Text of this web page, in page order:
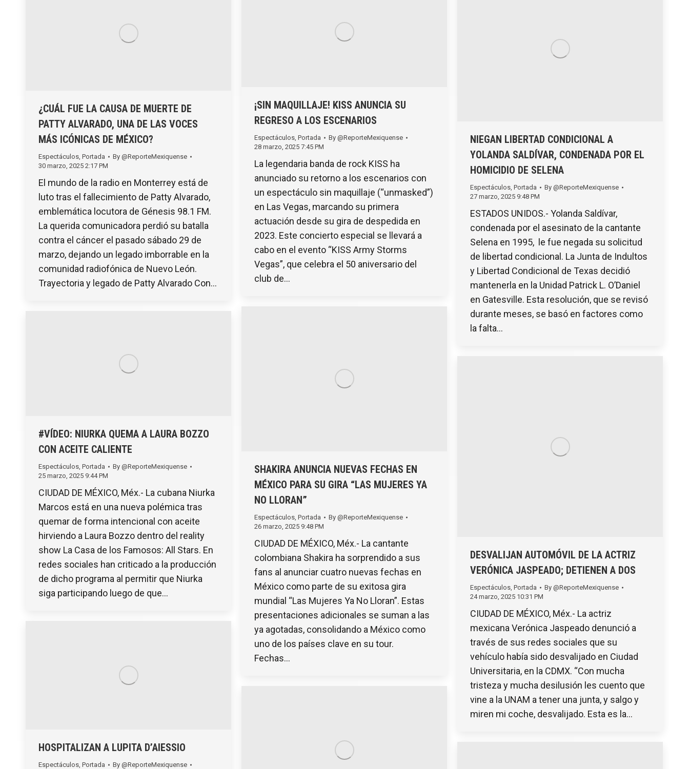
¿CUÁL FUE LA CAUSA DE MUERTE DE
PATTY ALVARADO, UNA DE LAS VOCES
MÁS ICÓNICAS DE MÉXICO?
Espectáculos, Portada By @ReporteMexiquense
30 marzo, 2025 2:17 PM
El mundo de la radio en Monterrey está de
luto tras el fallecimiento de Patty Alvarado,
emblemática locutora de Génesis 98.1 FM.
La querida comunicadora perdió su batalla
contra el cáncer el pasado sábado 29 de
marzo, dejando un legado imborrable en la
comunidad radiofónica de Nuevo León.
Trayectoria y legado de Patty Alvarado Con…
¡SIN MAQUILLAJE! KISS ANUNCIA SU
REGRESO A LOS ESCENARIOS
Espectáculos Portada By @ReporteMexiquense
28 marzo, 2025 7:45 PM
La legendaria banda de rock KISS ha
anunciado su retorno a los escenarios con
un espectáculo sin maquillaje (“unmasked”)
en Las Vegas, marcando su primera
actuación desde su gira de despedida en
2023. Este concierto especial se llevará a
cabo en el evento “KISS Army Storms
Vegas”, que celebra el 50 aniversario del
club de…
NIEGAN LIBERTAD CONDICIONAL A
YOLANDA SALDÍVAR, CONDENADA POR EL
HOMICIDIO DE SELENA
Espectáculos, Portada By @ReporteMexiquense
27 marzo, 2025 9:48 PM
ESTADOS UNIDOS.- Yolanda Saldívar,
condenada por el asesinato de la cantante
Selena en 1995, le fue negada su solicitud
de libertad condicional. La Junta de Indultos
y Libertad Condicional de Texas decidió
mantenerla en la Unidad Patrick L. O’Daniel
en Gatesville. Esta resolución, que se revisó
durante meses, se basó en factores como
la falta…
SHAKIRA ANUNCIA NUEVAS FECHAS EN
MÉXICO PARA SU GIRA “LAS MUJERES YA
NO LLORAN”
Espectáculos, Portada By @ReporteMexiquense
26 marzo, 2025 9:48 PM
CIUDAD DE MÉXICO, Méx.- La cantante
colombiana Shakira ha sorprendido a sus
fans al anunciar cuatro nuevas fechas en
México como parte de su exitosa gira
mundial “Las Mujeres Ya No Lloran”. Estas
presentaciones adicionales se suman a las
ya agotadas, consolidando a México como
uno de los países clave en su tour.
Fechas…
#VÍDEO: NIURKA QUEMA A LAURA BOZZO
CON ACEITE CALIENTE
Espectáculos Portada By @ReporteMexiquense
25 marzo, 2025 9:44 PM
CIUDAD DE MÉXICO, Méx.- La cubana Niurka
Marcos está en una nueva polémica tras
quemar de forma intencional con aceite
hirviendo a Laura Bozzo dentro del reality
show La Casa de los Famosos: All Stars. En
redes sociales han criticado a la producción
de dicho programa al permitir que Niurka
siga participando luego de que…
DESVALIJAN AUTOMÓVIL DE LA ACTRIZ
VERÓNICA JASPEADO; DETIENEN A DOS
Espectáculos, Portada By @ReporteMexiquense
24 marzo, 2025 10:31 PM
CIUDAD DE MÉXICO, Méx.- La actriz
mexicana Verónica Jaspeado denunció a
través de sus redes sociales que su
vehículo había sido desvalijado en Ciudad
Universitaria, en la CDMX. “Con mucha
tristeza y mucha desilusión les cuento que
vine a la UNAM a tener una junta, y salgo y
miren mi coche, desvalijado. Esta es la…
HOSPITALIZAN A LUPITA D’AlESSIO
Espectáculos Portada By @ReporteMexiquense